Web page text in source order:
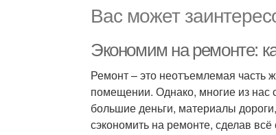
Вас может
Экономим на ремонте:
Ремонт – это неотъемлемая часть
помещении. Однако, многие из нас
большие деньги, материалы
сэкономить на ремонте, сделав